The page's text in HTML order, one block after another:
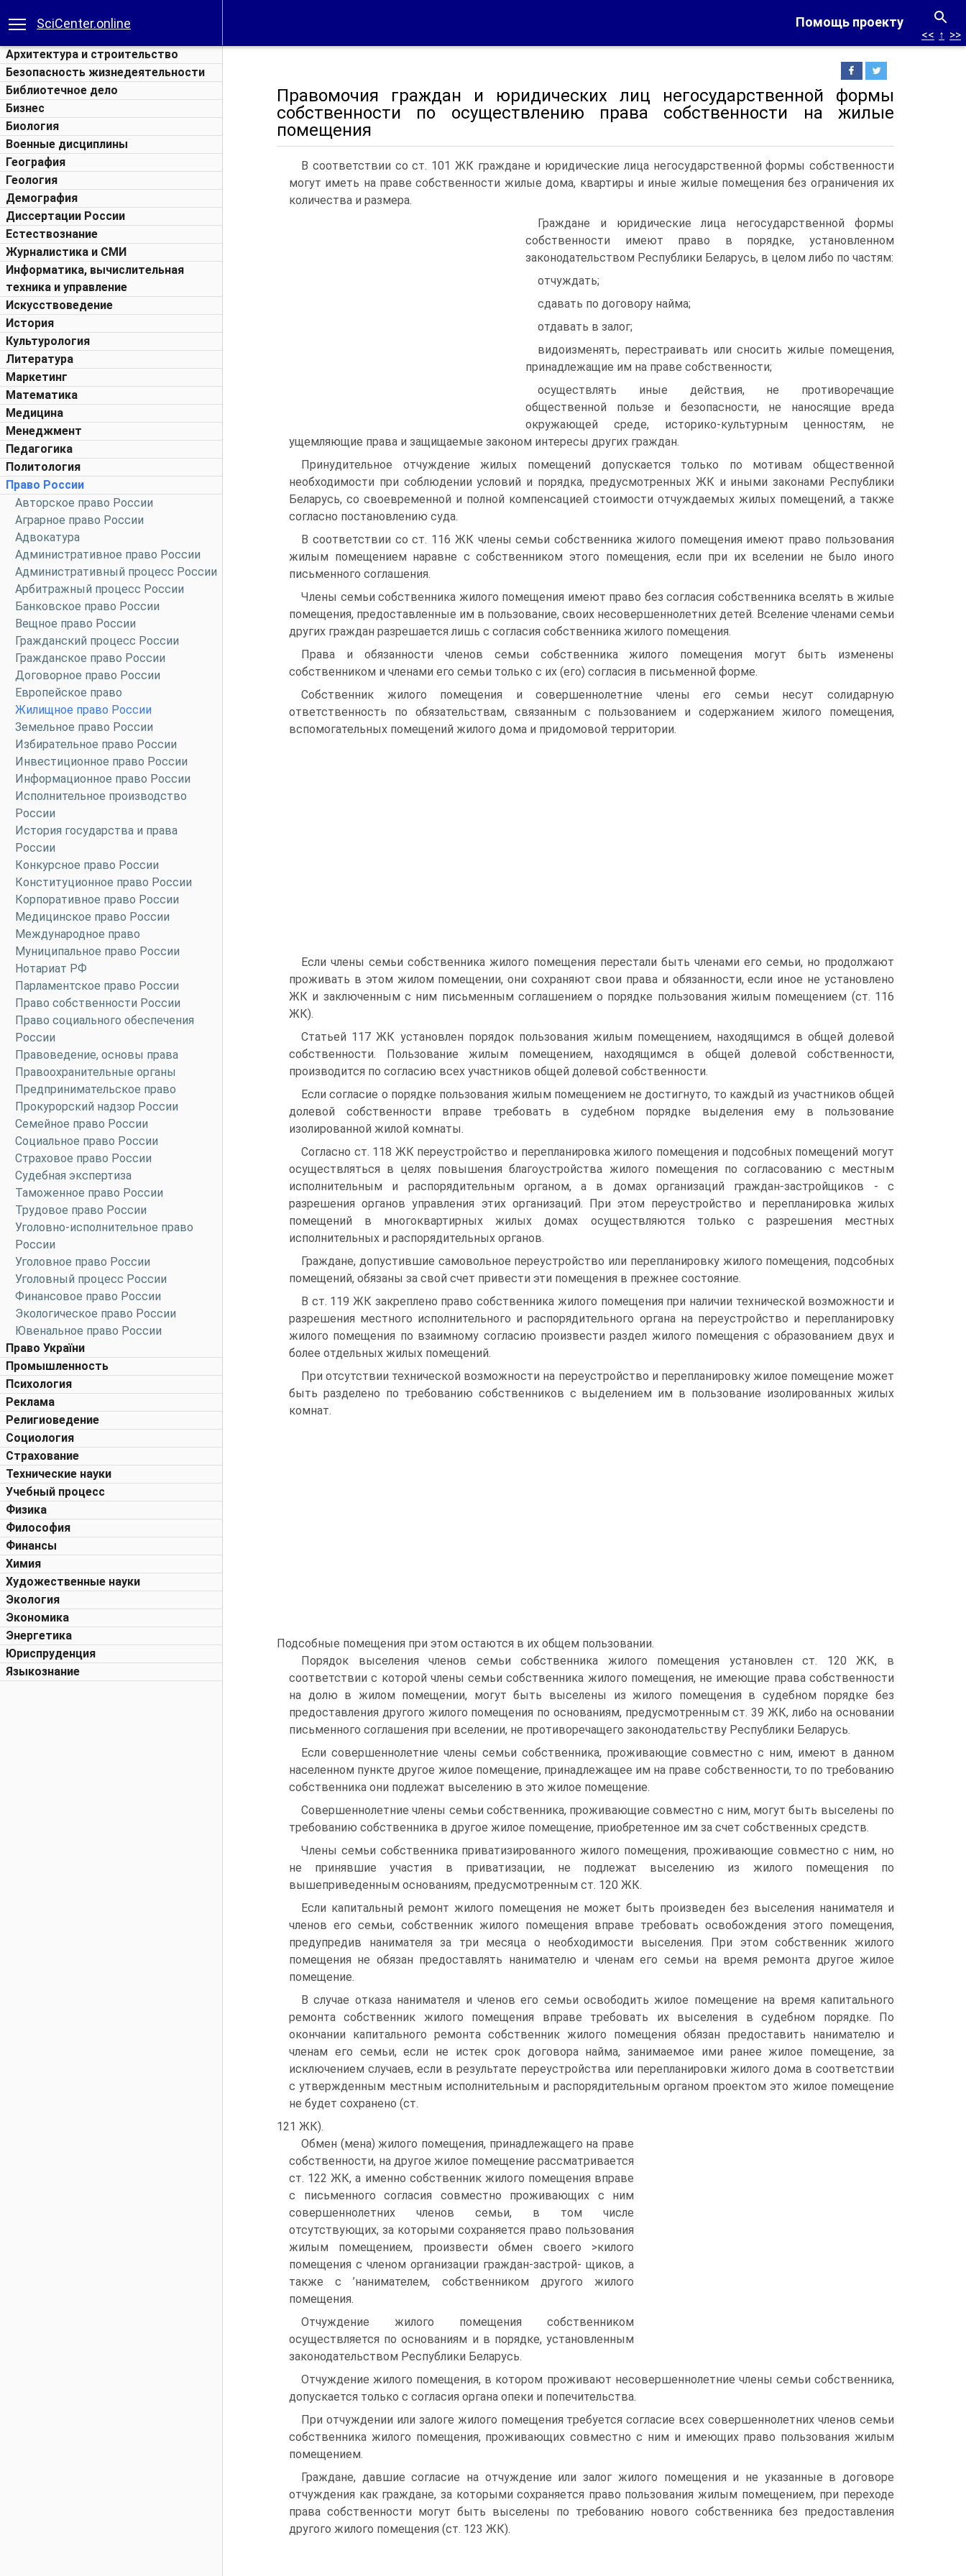
Помощь проекту
SciCenter.online
Архитектура и строительство
Безопасность жизнедеятельности
Библиотечное дело
Бизнес
Биология
Военные дисциплины
География
Геология
Демография
Диссертации России
Естествознание
Журналистика и СМИ
Информатика, вычислительная
техника и управление
Искусствоведение
История
Культурология
Литература
Маркетинг
Математика
Медицина
Менеджмент
Педагогика
Политология
Право России
Авторское право России
Аграрное право России
Адвокатура
Административное право России
Административный процесс России
Арбитражный процесс России
Банковское право России
Вещное право России
Гражданский процесс России
Гражданское право России
Договорное право России
Европейское право
Жилищное право России
Земельное право России
Избирательное право России
Инвестиционное право России
Информационное право России
Исполнительное производство
России
История государства и права
России
Конкурсное право России
Конституционное право России
Корпоративное право России
Медицинское право России
Международное право
Муниципальное право России
Нотариат РФ
Парламентское право России
Право собственности России
Право социального обеспечения
России
Правоведение, основы права
Правоохранительные органы
Предпринимательское право
Прокурорский надзор России
Семейное право России
Социальное право России
Страховое право России
Судебная экспертиза
Таможенное право России
Трудовое право России
Уголовно-исполнительное право
России
Уголовное право России
Уголовный процесс России
Финансовое право России
Экологическое право России
Ювенальное право России
Право України
Промышленность
Психология
Реклама
Религиоведение
Социология
Страхование
Технические науки
Учебный процесс
Физика
Философия
Финансы
Химия
Художественные науки
Экология
Экономика
Энергетика
Юриспруденция
Языкознание
<< ↑ >>
Правомочия граждан и юридических лиц негосударственной формы
собственности по осуществлению права собственности на жилые
помещения
В соответствии со ст. 101 ЖК граждане и юридические лица негосударственной формы собственности
могут иметь на праве собственности жилые дома, квартиры и иные жилые помещения без ограничения их
количества и размера.
Граждане и юридические лица негосударственной формы
собственности имеют право в порядке, установленном
законодательством Республики Беларусь, в целом либо по частям:
отчуждать;
сдавать по договору найма;
отдавать в залог;
видоизменять, перестраивать или сносить жилые помещения,
принадлежащие им на праве собственности;
осуществлять иные действия, не противоречащие
общественной пользе и безопасности, не наносящие вреда
окружающей среде, историко-культурным ценностям, не
ущемляющие права и защищаемые законом интересы других граждан.
Принудительное отчуждение жилых помещений допускается только по мотивам общественной
необходимости при соблюдении условий и порядка, предусмотренных ЖК и иными законами Республики
Беларусь, со своевременной и полной компенсацией стоимости отчуждаемых жилых помещений, а также
согласно постановлению суда.
В соответствии со ст. 116 ЖК члены семьи собственника жилого помещения имеют право пользования
жилым помещением наравне с собственником этого помещения, если при их вселении не было иного
письменного соглашения.
Члены семьи собственника жилого помещения имеют право без согласия собственника вселять в жилые
помещения, предоставленные им в пользование, своих несовершеннолетних детей. Вселение членами семьи
других граждан разрешается лишь с согласия собственника жилого помещения.
Права и обязанности членов семьи собственника жилого помещения могут быть изменены
собственником и членами его семьи только с их (его) согласия в письменной форме.
Собственник жилого помещения и совершеннолетние члены его семьи несут солидарную
ответственность по обязательствам, связанным с пользованием и содержанием жилого помещения,
вспомогательных помещений жилого дома и придомовой территории.
Если члены семьи собственника жилого помещения перестали быть членами его семьи, но продолжают
проживать в этом жилом помещении, они сохраняют свои права и обязанности, если иное не установлено
ЖК и заключенным с ним письменным соглашением о порядке пользования жилым помещением (ст. 116
ЖК).
Статьей 117 ЖК установлен порядок пользования жилым помещением, находящимся в общей долевой
собственности. Пользование жилым помещением, находящимся в общей долевой собственности,
производится по согласию всех участников общей долевой собственности.
Если согласие о порядке пользования жилым помещением не достигнуто, то каждый из участников общей
долевой собственности вправе требовать в судебном порядке выделения ему в пользование
изолированной жилой комнаты.
Согласно ст. 118 ЖК переустройство и перепланировка жилого помещения и подсобных помещений могут
осуществляться в целях повышения благоустройства жилого помещения по согласованию с местным
исполнительным и распорядительным органом, а в домах организаций граждан-застройщиков - с
разрешения органов управления этих организаций. При этом переустройство и перепланировка жилых
помещений в многоквартирных жилых домах осуществляются только с разрешения местных
исполнительных и распорядительных органов.
Граждане, допустившие самовольное переустройство или перепланировку жилого помещения, подсобных
помещений, обязаны за свой счет привести эти помещения в прежнее состояние.
В ст. 119 ЖК закреплено право собственника жилого помещения при наличии технической возможности и
разрешения местного исполнительного и распорядительного органа на переустройство и перепланировку
жилого помещения по взаимному согласию произвести раздел жилого помещения с образованием двух и
более отдельных жилых помещений.
При отсутствии технической возможности на переустройство и перепланировку жилое помещение может
быть разделено по требованию собственников с выделением им в пользование изолированных жилых
комнат.
Подсобные помещения при этом остаются в их общем пользовании.
Порядок выселения членов семьи собственника жилого помещения установлен ст. 120 ЖК, в
соответствии с которой члены семьи собственника жилого помещения, не имеющие права собственности
на долю в жилом помещении, могут быть выселены из жилого помещения в судебном порядке без
предоставления другого жилого помещения по основаниям, предусмотренным ст. 39 ЖК, либо на основании
письменного соглашения при вселении, не противоречащего законодательству Республики Беларусь.
Если совершеннолетние члены семьи собственника, проживающие совместно с ним, имеют в данном
населенном пункте другое жилое помещение, принадлежащее им на праве собственности, то по требованию
собственника они подлежат выселению в это жилое помещение.
Совершеннолетние члены семьи собственника, проживающие совместно с ним, могут быть выселены по
требованию собственника в другое жилое помещение, приобретенное им за счет собственных средств.
Члены семьи собственника приватизированного жилого помещения, проживающие совместно с ним, но
не принявшие участия в приватизации, не подлежат выселению из жилого помещения по
вышеприведенным основаниям, предусмотренным ст. 120 ЖК.
Если капитальный ремонт жилого помещения не может быть произведен без выселения нанимателя и
членов его семьи, собственник жилого помещения вправе требовать освобождения этого помещения,
предупредив нанимателя за три месяца о необходимости выселения. При этом собственник жилого
помещения не обязан предоставлять нанимателю и членам его семьи на время ремонта другое жилое
помещение.
В случае отказа нанимателя и членов его семьи освободить жилое помещение на время капитального
ремонта собственник жилого помещения вправе требовать их выселения в судебном порядке. По
окончании капитального ремонта собственник жилого помещения обязан предоставить нанимателю и
членам его семьи, если не истек срок договора найма, занимаемое ими ранее жилое помещение, за
исключением случаев, если в результате переустройства или перепланировки жилого дома в соответствии
с утвержденным местным исполнительным и распорядительным органом проектом это жилое помещение
не будет сохранено (ст.
121 ЖК).
Обмен (мена) жилого помещения, принадлежащего на праве
собственности, на другое жилое помещение рассматривается
ст. 122 ЖК, а именно собственник жилого помещения вправе
с письменного согласия совместно проживающих с ним
совершеннолетних членов семьи, в том числе
отсутствующих, за которыми сохраняется право пользования
жилым помещением, произвести обмен своего >килого
помещения с членом организации граждан-застрой- щиков, а
также с ’нанимателем, собственником другого жилого
помещения.
Отчуждение жилого помещения собственником
осуществляется по основаниям и в порядке, установленным
законодательством Республики Беларусь.
Отчуждение жилого помещения, в котором проживают несовершеннолетние члены семьи собственника,
допускается только с согласия органа опеки и попечительства.
При отчуждении или залоге жилого помещения требуется согласие всех совершеннолетних членов семьи
собственника жилого помещения, проживающих совместно с ним и имеющих право пользования жилым
помещением.
Граждане, давшие согласие на отчуждение или залог жилого помещения и не указанные в договоре
отчуждения как граждане, за которыми сохраняется право пользования жилым помещением, при переходе
права собственности могут быть выселены по требованию нового собственника без предоставления
другого жилого помещения (ст. 123 ЖК).